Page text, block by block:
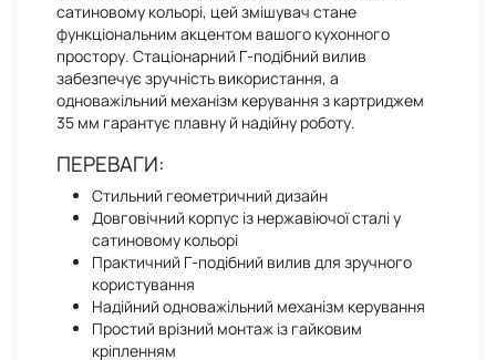
сатиновому кольорі, цей змішувач стане
функціональним акцентом вашого кухонного
простору. Стаціонарний Г-подібний вилив
забезпечує зручність використання, а
одноважільний механізм керування з картриджем
35 мм гарантує плавну й надійну роботу.
ПЕРЕВАГИ:
Стильний геометричний дизайн
Довговічний корпус із нержавіючої сталі у
сатиновому кольорі
Практичний Г-подібний вилив для зручного
користування
Надійний одноважільний механізм керування
Простий врізний монтаж із гайковим
кріпленням